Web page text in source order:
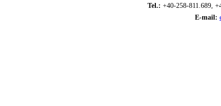
Tel.: +40-258-811.689,
E-mail: